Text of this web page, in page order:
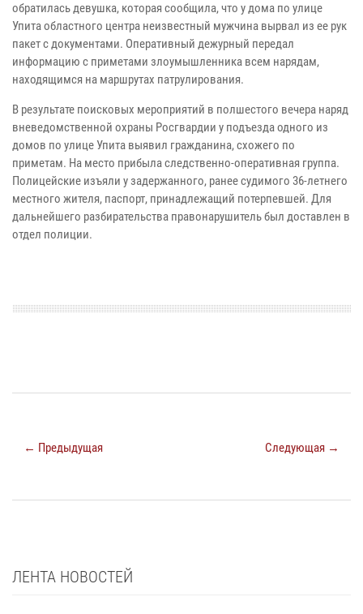
обратилась девушка, которая сообщила, что у дома по улице
Упита областного центра неизвестный мужчина вырвал из ее рук
пакет с документами. Оперативный дежурный передал
информацию с приметами злоумышленника всем нарядам,
находящимся на маршрутах патрулирования.
В результате поисковых мероприятий в полшестого вечера наряд
вневедомственной охраны Росгвардии у подъезда одного из
домов по улице Упита выявил гражданина, схожего по
приметам. На место прибыла следственно-оперативная группа.
Полицейские изъяли у задержанного, ранее судимого 36-летнего
местного жителя, паспорт, принадлежащий потерпевшей. Для
дальнейшего разбирательства правонарушитель был доставлен в
отдел полиции.
← Предыдущая Следующая →
ЛЕНТА НОВОСТЕЙ